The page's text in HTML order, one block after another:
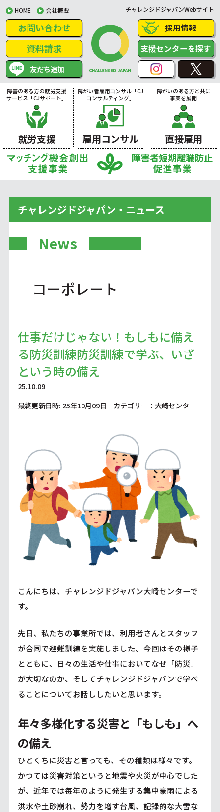
HOME 会社概要 チャレンジドジャパンWebサイト
お問い合わせ
資料請求
友だち追加
採用情報
支援センターを探す
障害のある方の就労支援
サービス「CJサポート」
就労支援
障がい者雇用コンサル「CJ
コンサルティング」
雇用コンサル
障がいのある方と共に
事業を展開
直接雇用
チャレンジドジャパン・ニュース
News
コーポレート
仕事だけじゃない！もしもに備え
る防災訓練防災訓練で学ぶ、いざ
という時の備え
25.10.09
最終更新日時: 25年10月09日｜カテゴリー：大崎センター
こんにちは、チャレンジドジャパン大崎センターで
す。
先日、私たちの事業所では、利用者さんとスタッフ
が合同で避難訓練を実施しました。今回はその様子
とともに、日々の生活や仕事においてなぜ「防災」
が大切なのか、そしてチャレンジドジャパンで学べ
ることについてお話ししたいと思います。
年々多様化する災害と「もしも」へ
の備え
ひとくちに災害と言っても、その種類は様々です。
かつては災害対策というと地震や火災が中心でした
が、近年では毎年のように発生する集中豪雨による
洪水や土砂崩れ、勢力を増す台風、記録的な大雪な